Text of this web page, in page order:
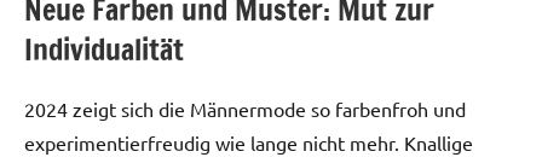
Neue Farben und Muster: Mut zur
Individualität
2024 zeigt sich die Männermode so farbenfroh und
experimentierfreudig wie lange nicht mehr. Knallige